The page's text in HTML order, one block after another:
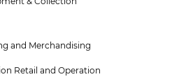
and Merchandising
Retail and Operation